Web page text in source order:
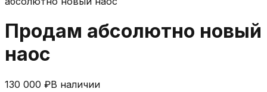
Продам абсолютно новый
наос
130 000 ₽В наличии